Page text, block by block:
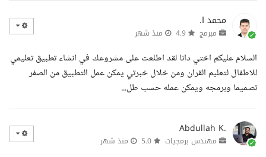
محمد ا.
مبرمج منذ شهر
السلام عليكم اختي دانا لقد اطلعت على مشروعك في انشاء تطبيق تعليمي
للاطفال لتعليم القران ومن خلال خبرتي يمكن عمل التطبيق من الصفر
تصميما وبرمجه ويمكن عمله حسب طل...
Abdullah K.
مهندس برمجيات منذ شهر